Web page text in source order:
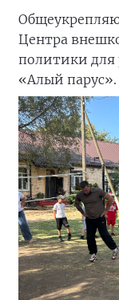
Центра
политики для
«Алый парус».